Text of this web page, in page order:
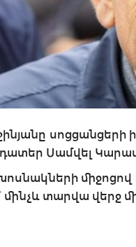
սոցցանցերի
Սամվել
միջոցով
մինչև տարվա վերջ